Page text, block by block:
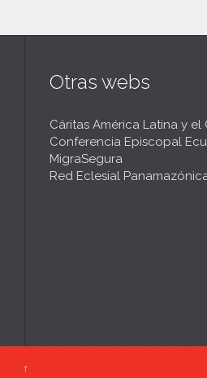
Otras webs
Cáritas América Latina y el
Conferencia Episcopal
MigraSegura
Red Eclesial
↑